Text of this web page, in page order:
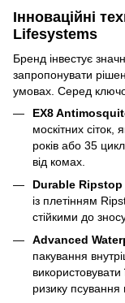
Інноваційні
Lifesystems
Бренд інвестує
запропонувати
умовах. Серед
EX8
москітних сіток,
років або 35
від комах.
Durable
із плетінням
стійкими до
Advanced
пакування
ризику псування